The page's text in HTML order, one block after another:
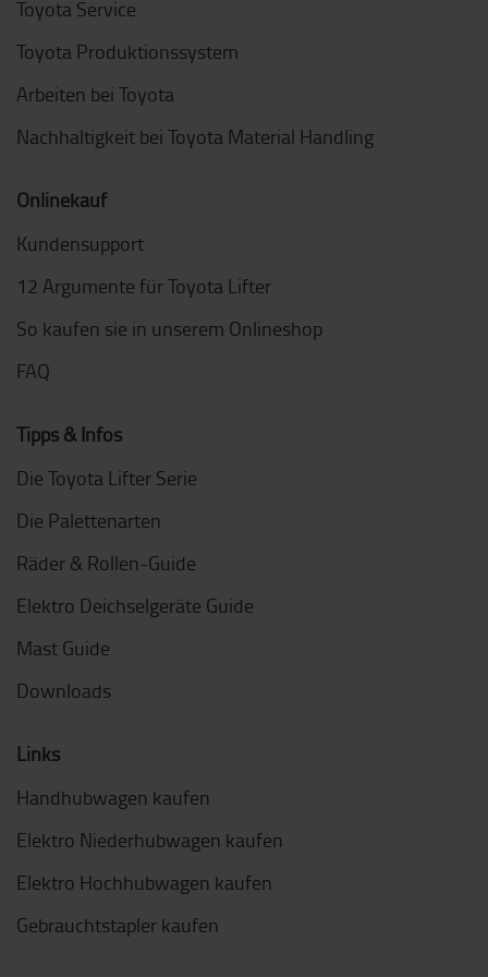
Toyota Service
Toyota Produktionssystem
Arbeiten bei Toyota
Nachhaltigkeit bei Toyota Material Handling
Onlinekauf
Kundensupport
12 Argumente für Toyota Lifter
So kaufen sie in unserem Onlineshop
FAQ
Tipps & Infos
Die Toyota Lifter Serie
Die Palettenarten
Räder & Rollen-Guide
Elektro Deichselgeräte Guide
Mast Guide
Downloads
Links
Handhubwagen kaufen
Elektro Niederhubwagen kaufen
Elektro Hochhubwagen kaufen
Gebrauchtstapler kaufen